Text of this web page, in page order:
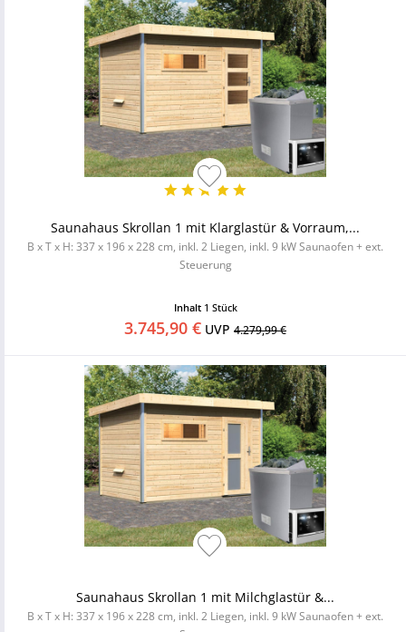
Saunahaus Skrollan 1 mit Klarglastür & Vorraum,...
B x T x H: 337 x 196 x 228 cm, inkl. 2 Liegen, inkl. 9 kW Saunaofen + ext.
Steuerung
Inhalt 1 Stück
3.745,90 € UVP 4.279,99 €
Saunahaus Skrollan 1 mit Milchglastür &...
B x T x H: 337 x 196 x 228 cm, inkl. 2 Liegen, inkl. 9 kW Saunaofen + ext.